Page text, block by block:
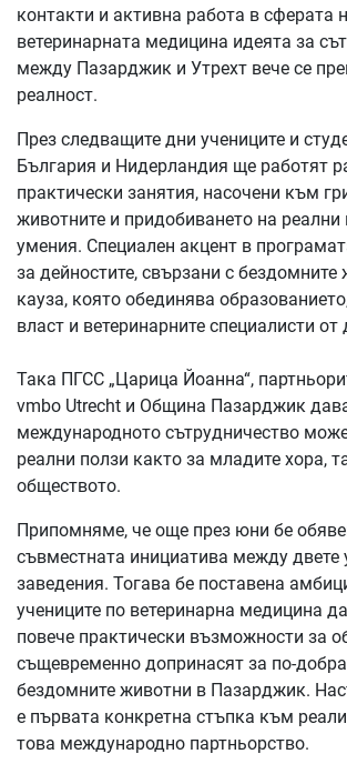
контакти и активна работа в сферата
ветеринарната медицина идеята за
между Пазарджик и Утрехт вече се
реалност.
През следващите дни учениците и
България и Нидерландия ще работят
практически занятия, насочени към
животните и придобиването на
умения. Специален акцент в
за дейностите, свързани с бездомните
кауза, която обединява
власт и ветеринарните специалисти
Така ПГСС „Царица Йоанна“,
vmbo Utrecht и Община Пазарджик
международното сътрудничество
реални ползи както за младите хора,
обществото.
Припомняме, че още през юни бе
съвместната инициатива между двете
заведения. Тогава бе поставена
учениците по ветеринарна медицина
повече практически възможности за
същевременно допринасят за по-
бездомните животни в Пазарджик.
е първата конкретна стъпка към
това международно партньорство.